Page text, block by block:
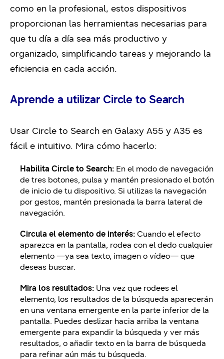
como en la profesional, estos dispositivos
proporcionan las herramientas necesarias para
que tu día a día sea más productivo y
organizado, simplificando tareas y mejorando la
eficiencia en cada acción.
Aprende a utilizar Circle to Search
Usar Circle to Search en Galaxy A55 y A35 es
fácil e intuitivo. Mira cómo hacerlo:
Habilita Circle to Search: En el modo de navegación
de tres botones, pulsa y mantén presionado el botón
de inicio de tu dispositivo. Si utilizas la navegación
por gestos, mantén presionada la barra lateral de
navegación.
Circula el elemento de interés: Cuando el efecto
aparezca en la pantalla, rodea con el dedo cualquier
elemento —ya sea texto, imagen o vídeo— que
deseas buscar.
Mira los resultados: Una vez que rodees el
elemento, los resultados de la búsqueda aparecerán
en una ventana emergente en la parte inferior de la
pantalla. Puedes deslizar hacia arriba la ventana
emergente para expandir la búsqueda y ver más
resultados, o añadir texto en la barra de búsqueda
para refinar aún más tu búsqueda.